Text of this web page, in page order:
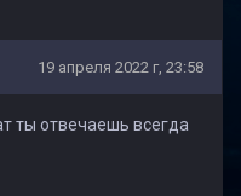
19 апреля 2022 г, 23:58
ты отвечаешь всегда